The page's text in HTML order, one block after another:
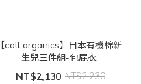
【cott organics】日本有機棉新
生兒三件組-包屁衣
NT$2,130 NT$2,230